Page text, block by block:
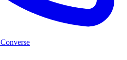
Converse